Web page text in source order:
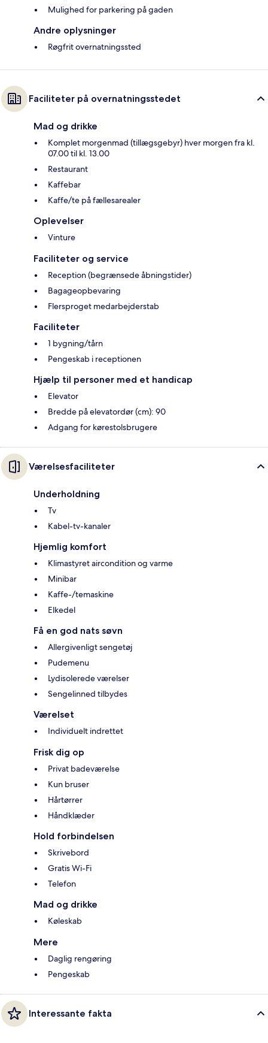
Mulighed for parkering på gaden
Andre oplysninger
Røgfrit overnatningssted
Faciliteter på overnatningsstedet
Mad og drikke
Komplet morgenmad (tillægsgebyr) hver morgen fra kl.
07.00 til kl. 13.00
Restaurant
Kaffebar
Kaffe/te på fællesarealer
Oplevelser
Vinture
Faciliteter og service
Reception (begrænsede åbningstider)
Bagageopbevaring
Flersproget medarbejderstab
Faciliteter
1 bygning/tårn
Pengeskab i receptionen
Hjælp til personer med et handicap
Elevator
Bredde på elevatordør (cm): 90
Adgang for kørestolsbrugere
Værelsesfaciliteter
Underholdning
Tv
Kabel-tv-kanaler
Hjemlig komfort
Klimastyret aircondition og varme
Minibar
Kaffe-/temaskine
Elkedel
Få en god nats søvn
Allergivenligt sengetøj
Pudemenu
Lydisolerede værelser
Sengelinned tilbydes
Værelset
Individuelt indrettet
Frisk dig op
Privat badeværelse
Kun bruser
Hårtørrer
Håndklæder
Hold forbindelsen
Skrivebord
Gratis Wi-Fi
Telefon
Mad og drikke
Køleskab
Mere
Daglig rengøring
Pengeskab
Interessante fakta